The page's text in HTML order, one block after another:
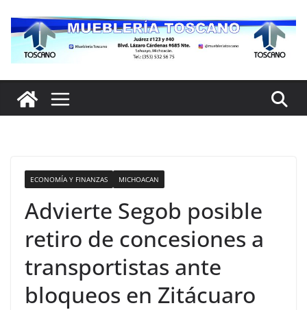
contenido
ECONOMÍA Y FINANZAS MICHOACAN
Advierte Segob posible
retiro de concesiones a
transportistas ante
bloqueos en Zitácuaro